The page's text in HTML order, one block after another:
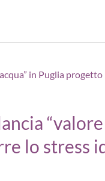
lo stress